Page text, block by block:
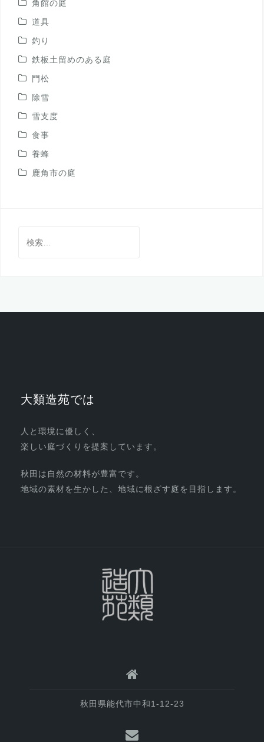
角館の庭
道具
釣り
鉄板土留めのある庭
門松
除雪
雪支度
食事
養蜂
鹿角市の庭
索:
大類造苑では
人と環境に優しく、
楽しい庭づくりを提案しています。
秋田は自然の材料が豊富です。
地域の素材を生かした、地域に根ざす庭を目指します。
秋田県能代市中和1-12-23